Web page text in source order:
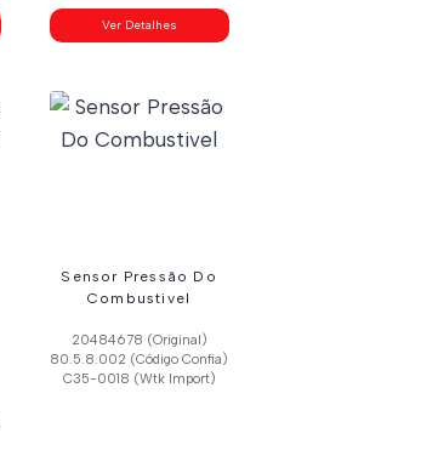
Ver Detalhes
Sensor Pressão Do
Combustivel
20484678 (Original)
80.5.8.002 (Código Confia)
C35-0018 (Wtk Import)